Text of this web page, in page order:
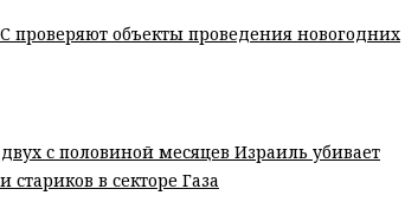
проверяют объекты проведения новогодних
с половиной месяцев Израиль убивает
в секторе Газа